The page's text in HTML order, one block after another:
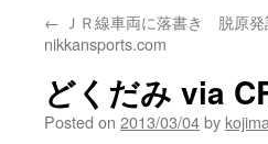
← ＪＲ線車両に落書き 脱原
nikkansports.com
どくだみ via
Posted on 2013/03/04by